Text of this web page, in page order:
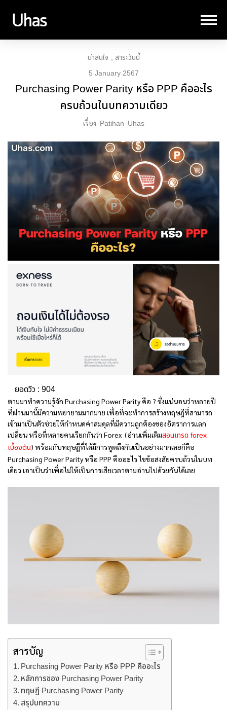
น่าสนใจ
สาระวันนี้
5 January 2567
Purchasing Power Parity หรือ PPP คืออะไร
ครบถ้วนในบทความเดียว
เรื่อง Patihan Uhas
ยอดวิว : 904
ตามมาทำความรู้จัก Purchasing Power Parity คือ ? ซึ่งแน่นอนว่าหลายปี
ที่ผ่านมานี้มีความพยายามมากมาย เพื่อที่จะทำการสร้างทฤษฎีที่สามารถ
เข้ามาเป็นตัวช่วยให้กำหนดค่าสมดุลที่มีความถูกต้องของอัตราการแลก
เปลี่ยน หรือที่หลายคนเรียกกันว่า Forex (อ่านเพิ่มเติมสอนเทรด forex
เบื้องต้น) พร้อมกับทฤษฎีที่ได้มีการพูดถึงกันเป็นอย่างมากเลยก็คือ
Purchasing Power Parity หรือ PPP คืออะไรไขข้อสงสัยครบถ้วนในบท
เดียว เอาเป็นว่าเพื่อไม่ให้เป็นการเสียเวลาตามอ่านไปด้วยกันได้เลย
สารบัญ
Purchasing Power Parity หรือ PPP คืออะไร
หลักการของ Purchasing Power Parity
ทฤษฎี Purchasing Power Parity
สรุปบทความ